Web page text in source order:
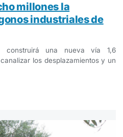
millones la
industriales de
construirá una nueva vía 1,6
los desplazamientos y un